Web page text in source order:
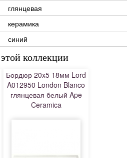
глянцевая
керамика
синий
коллекции
Бордюр 20x5 18мм Lord
A012950 London Blanco
глянцевая белый Ape
Ceramica